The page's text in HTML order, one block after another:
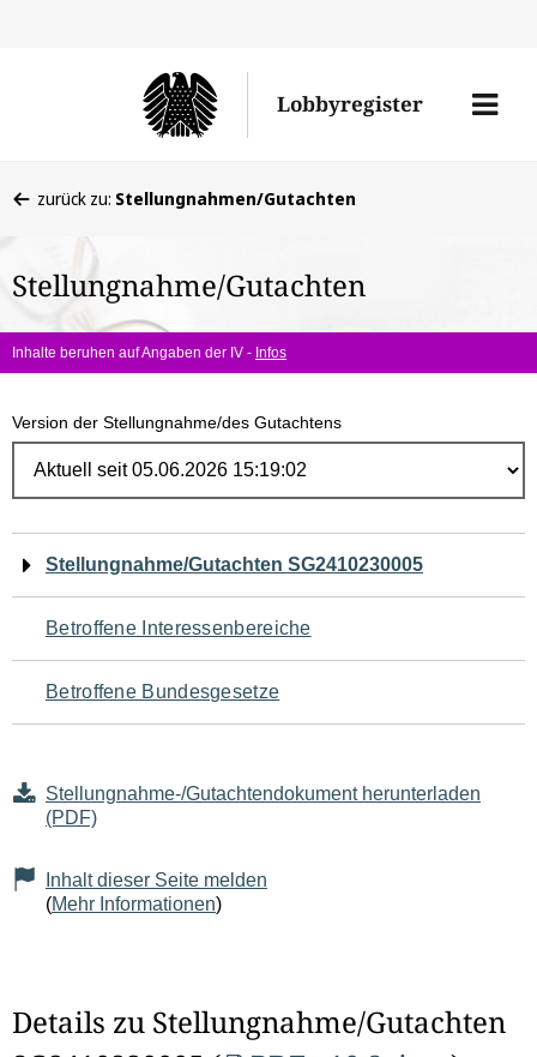
Lobbyregister
Menü
befinden
hier:
zurück zu: Stellungnahmen/Gutachten
Stellungnahme/Gutachten
Inhalte beruhen auf Angaben der IV - Infos
Version der Stellungnahme/des Gutachtens
Navigation
für
den
Seiteninhalt
Stellungnahme/Gutachten SG2410230005
Betroffene Interessenbereiche
Betroffene Bundesgesetze
Stellungnahme-/Gutachtendokument herunterladen
(PDF)
Inhalt dieser Seite melden
(Mehr Informationen)
Details zu Stellungnahme/Gutachten